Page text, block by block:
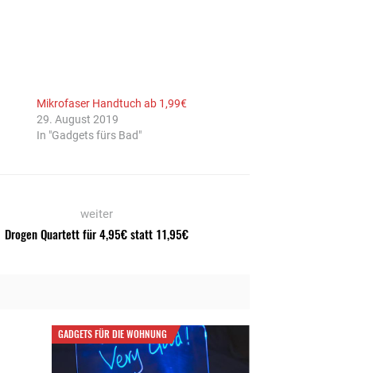
Mikrofaser Handtuch ab 1,99€
29. August 2019
In "Gadgets fürs Bad"
weiter
Drogen Quartett für 4,95€ statt 11,95€
GADGETS FÜR DIE WOHNUNG